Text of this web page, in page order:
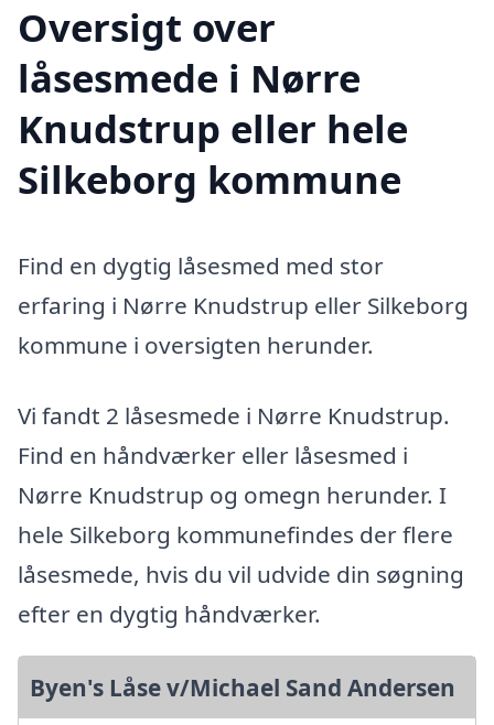
Oversigt over
låsesmede i Nørre
Knudstrup eller hele
Silkeborg kommune
Find en dygtig låsesmed med stor
erfaring i Nørre Knudstrup eller Silkeborg
kommune i oversigten herunder.
Vi fandt 2 låsesmede i Nørre Knudstrup.
Find en håndværker eller låsesmed i
Nørre Knudstrup og omegn herunder. I
hele Silkeborg kommunefindes der flere
låsesmede, hvis du vil udvide din søgning
efter en dygtig håndværker.
Byen's Låse v/Michael Sand Andersen